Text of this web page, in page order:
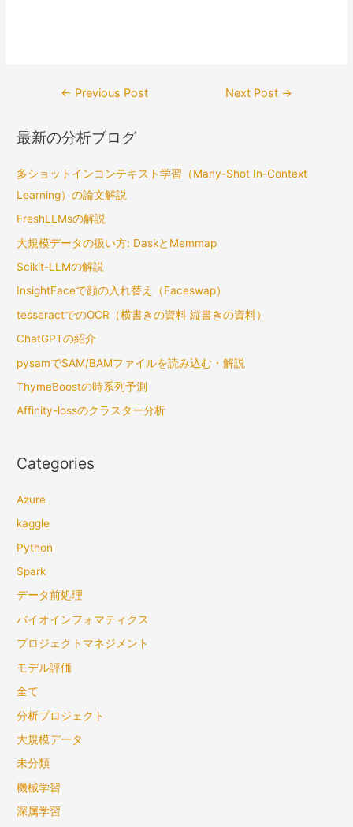
Post
← Previous Post Next Post →
最新の分析ブログ
多ショットインコンテキスト学習（Many-Shot In-Context
Learning）の論文解説
FreshLLMsの解説
大規模データの扱い方: DaskとMemmap
Scikit-LLMの解説
InsightFaceで顔の入れ替え（Faceswap）
tesseractでのOCR（横書きの資料 縦書きの資料）
ChatGPTの紹介
pysamでSAM/BAMファイルを読み込む・解説
ThymeBoostの時系列予測
Affinity-lossのクラスター分析
Categories
Azure
kaggle
Python
Spark
データ前処理
バイオインフォマティクス
プロジェクトマネジメント
モデル評価
全て
分析プロジェクト
大規模データ
未分類
機械学習
深属学習